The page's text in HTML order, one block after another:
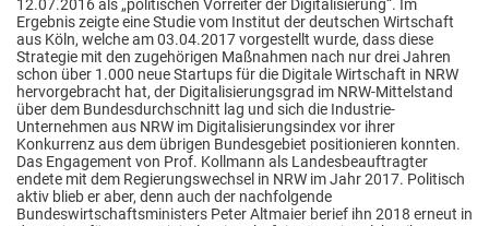
12.07.2016 als „politischen Vorreiter der Digitalisierung“. Im
Ergebnis zeigte eine Studie vom Institut der deutschen Wirtschaft
aus Köln, welche am 03.04.2017 vorgestellt wurde, dass diese
Strategie mit den zugehörigen Maßnahmen nach nur drei Jahren
schon über 1.000 neue Startups für die Digitale Wirtschaft in NRW
hervorgebracht hat, der Digitalisierungsgrad im NRW-Mittelstand
über dem Bundesdurchschnitt lag und sich die Industrie-
Unternehmen aus NRW im Digitalisierungsindex vor ihrer
Konkurrenz aus dem übrigen Bundesgebiet positionieren konnten.
Das Engagement von Prof. Kollmann als Landesbeauftragter
endete mit dem Regierungswechsel in NRW im Jahr 2017. Politisch
aktiv blieb er aber, denn auch der nachfolgende
Bundeswirtschaftsministers Peter Altmaier berief ihn 2018 erneut in